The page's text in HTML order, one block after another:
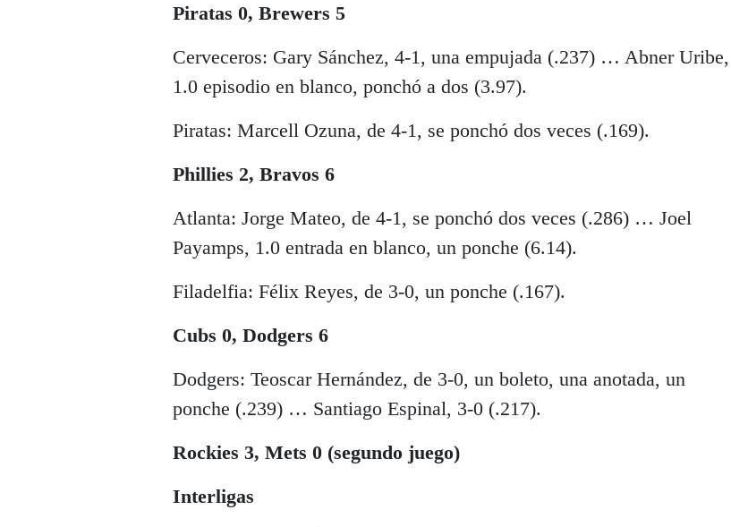
Piratas 0, Brewers 5
Cerveceros: Gary Sánchez, 4-1, una empujada (.237) … Abner Uribe,
1.0 episodio en blanco, ponchó a dos (3.97).
Piratas: Marcell Ozuna, de 4-1, se ponchó dos veces (.169).
Phillies 2, Bravos 6
Atlanta: Jorge Mateo, de 4-1, se ponchó dos veces (.286) … Joel
Payamps, 1.0 entrada en blanco, un ponche (6.14).
Filadelfia: Félix Reyes, de 3-0, un ponche (.167).
Cubs 0, Dodgers 6
Dodgers: Teoscar Hernández, de 3-0, un boleto, una anotada, un
ponche (.239) … Santiago Espinal, 3-0 (.217).
Rockies 3, Mets 0 (segundo juego)
Interligas